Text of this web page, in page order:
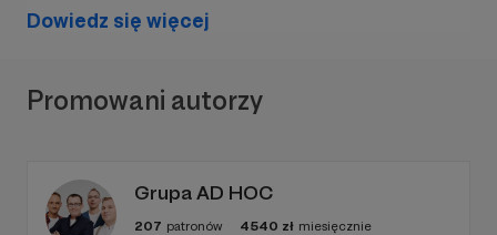
Dowiedz się więcej
Promowani autorzy
Grupa AD HOC
207 patronów 4540 zł miesięcznie